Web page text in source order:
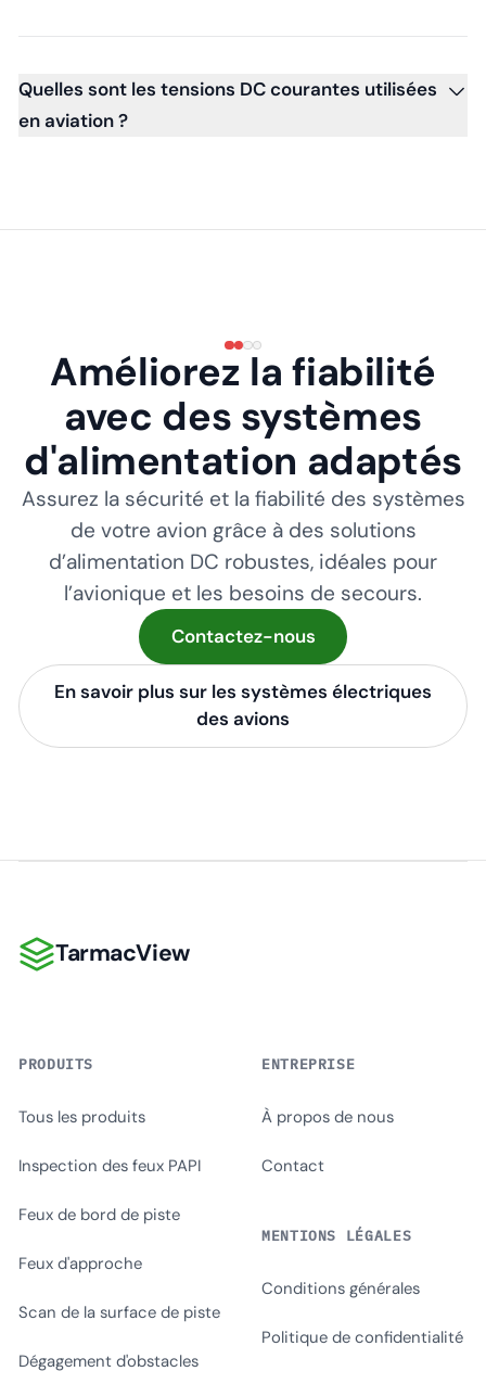
Quelles sont les tensions DC courantes utilisées
en aviation ?
Améliorez la fiabilité
avec des systèmes
d'alimentation adaptés
Assurez la sécurité et la fiabilité des systèmes
de votre avion grâce à des solutions
d’alimentation DC robustes, idéales pour
l’avionique et les besoins de secours.
Contactez-nous
En savoir plus sur les systèmes électriques
des avions
TarmacView
TarmacView
PRODUITS
Tous les produits
Inspection des feux PAPI
Feux de bord de piste
Feux d'approche
Scan de la surface de piste
Dégagement d'obstacles
ENTREPRISE
À propos de nous
Contact
MENTIONS LÉGALES
Conditions générales
Politique de confidentialité